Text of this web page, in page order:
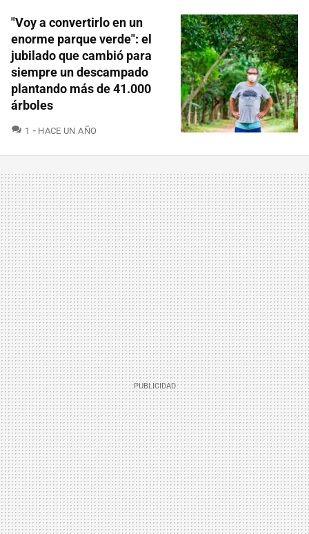
"Voy a convertirlo en un
enorme parque verde": el
jubilado que cambió para
siempre un descampado
plantando más de 41.000
árboles
1 COMENTARIOS
HACE UN AÑO